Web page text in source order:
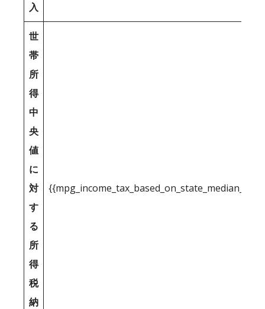
入
世
帯
所
得
中
央
値
に
対
す
る
所
得
税
納